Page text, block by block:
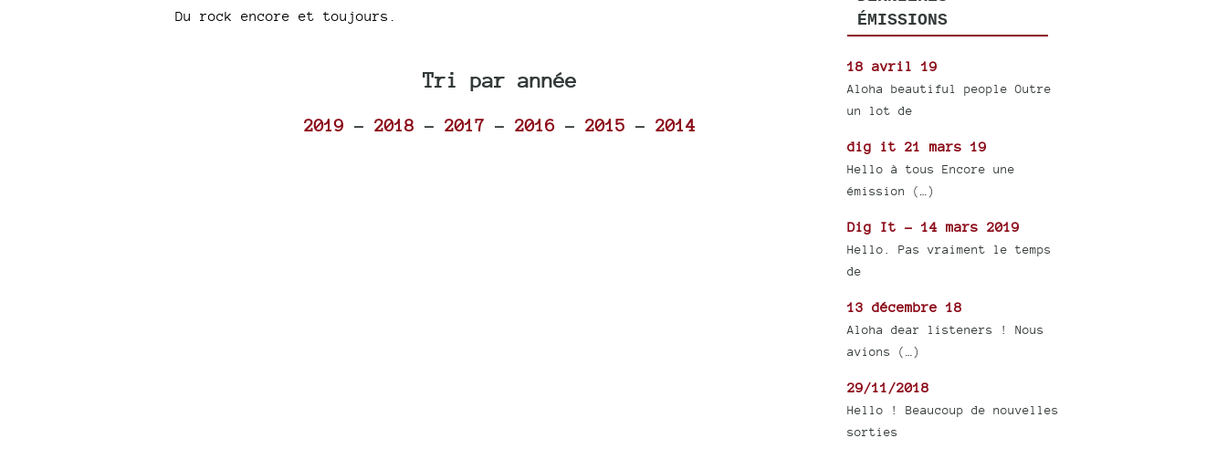
Du rock encore et toujours.
Tri par année
2019 -2018 -2017 -2016 -2015 -2014
ÉMISSIONS
18 avril 19
Aloha beautiful people Outre
un lot de
dig it 21 mars 19
Hello à tous Encore une
émission (…)
Dig It - 14 mars 2019
Hello. Pas vraiment le temps
de
13 décembre 18
Aloha dear listeners ! Nous
avions (…)
29/11/2018
Hello ! Beaucoup de nouvelles
sorties